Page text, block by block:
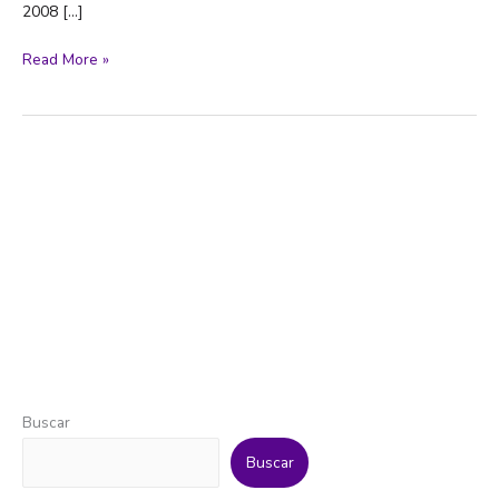
2008 […]
Pescadores
Read More »
Buscar
Buscar